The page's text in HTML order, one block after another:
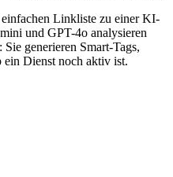
Linkliste zu einer KI-
und GPT-4o analysieren
generieren Smart-Tags,
Dienst noch aktiv ist.